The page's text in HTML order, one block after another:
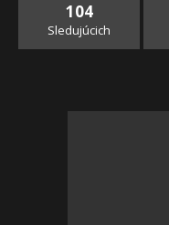
104
Sledujúcich